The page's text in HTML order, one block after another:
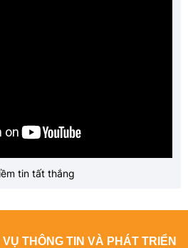
tin tất thắng
THÔNG TIN VÀ PHÁT TRIỂN